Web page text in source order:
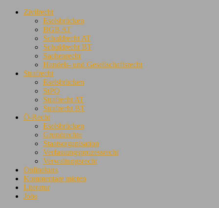
Zivilrecht
Eselsbrücken
BGB AT
Schuldrecht AT
Schuldrecht BT
Sachenrecht
Handels- und Gesellschaftsrecht
Strafrecht
Eselsbrücken
StPO
Strafrecht AT
Strafrecht BT
Ö-Recht
Eselsbrücken
Grundrechte
Staatsorganisation
Verfassungsprozessrecht
Verwaltungsrecht
Onlinekurs
Kommentare mieten
Literatur
Jobs